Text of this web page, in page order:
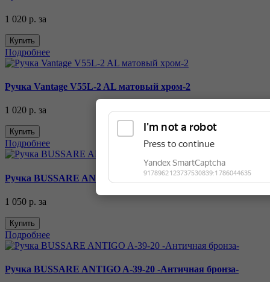
1 020 р. за
Купить
Подробнее
Ручка Vantage V55L-2 AL матовый хром-2
1 020 р. за
Купить
Подробнее
Ручка BUSSARE ANTIGO A-38-20 -Античная бронза-
1 050 р. за
Купить
Подробнее
Ручка BUSSARE ANTIGO A-39-20 -Античная бронза-